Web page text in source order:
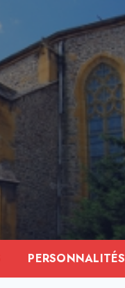
PERSONNALITÉS